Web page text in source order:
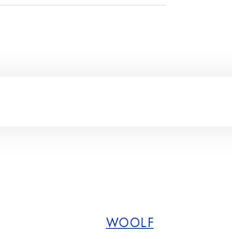
WOOLF